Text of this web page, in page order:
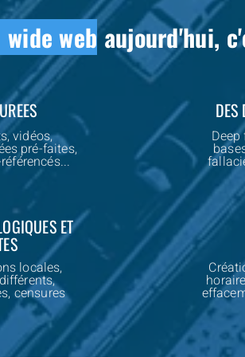
webaujourd'hui,
vidéos,
pré-faites,
ET
locales,
censures
DES